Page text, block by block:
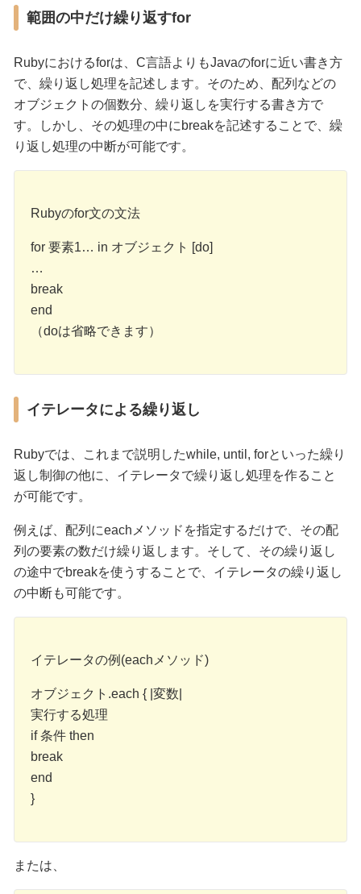
範囲の中だけ繰り返すfor
Rubyにおけるforは、C言語よりもJavaのforに近い書き方
で、繰り返し処理を記述します。そのため、配列などの
オブジェクトの個数分、繰り返しを実行する書き方で
す。しかし、その処理の中にbreakを記述することで、繰
り返し処理の中断が可能です。
Rubyのfor文の文法
for 要素1… in オブジェクト [do]
…
break
end
（doは省略できます）
イテレータによる繰り返し
Rubyでは、これまで説明したwhile, until, forといった繰り
返し制御の他に、イテレータで繰り返し処理を作ること
が可能です。
例えば、配列にeachメソッドを指定するだけで、その配
列の要素の数だけ繰り返します。そして、その繰り返し
の途中でbreakを使うすることで、イテレータの繰り返し
の中断も可能です。
イテレータの例(eachメソッド)
オブジェクト.each { |変数|
実行する処理
if 条件 then
break
end
}
または、